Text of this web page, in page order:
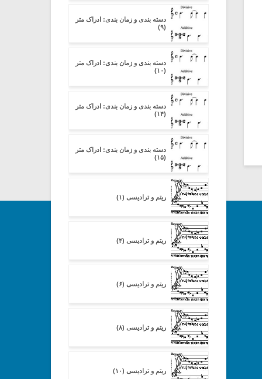
دسته بندی و زمان بندی: ادراک متر
(۹)
دسته بندی و زمان بندی: ادراک متر
(۱۰)
دسته بندی و زمان بندی: ادراک متر
(۱۴)
دسته بندی و زمان بندی: ادراک متر
(۱۵)
ریتم و ترادیسی (۱)
ریتم و ترادیسی (۴)
ریتم و ترادیسی (۶)
ریتم و ترادیسی (۸)
ریتم و ترادیسی (۱۰)